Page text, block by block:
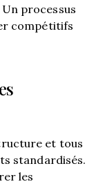
processus
compétitifs
et tous
standardisés.
les